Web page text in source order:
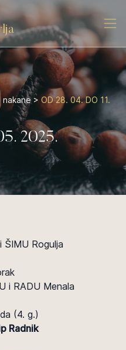
nakane> OD 28. 04. DO 11.
2025.
ŠIMU Rogulja
i RADU Menala
(4. g.)
Radnik